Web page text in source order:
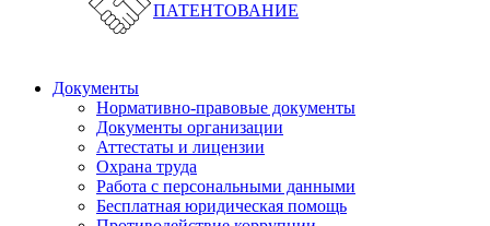
ПАТЕНТОВАНИЕ
Документы
Нормативно-правовые документы
Документы организации
Аттестаты и лицензии
Охрана труда
Работа с персональными данными
Бесплатная юридическая помощь